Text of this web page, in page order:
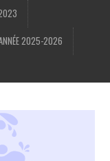
2025-2026